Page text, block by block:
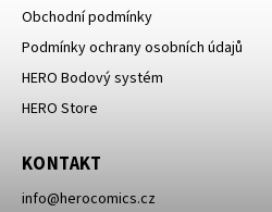
Obchodní podmínky
Podmínky ochrany osobních údajů
HERO Bodový systém
HERO Store
KONTAKT
info@herocomics.cz